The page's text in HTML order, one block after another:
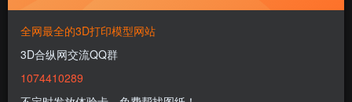
全网最全的3D打印模型网站
3D合纵网交流QQ群
1074410289